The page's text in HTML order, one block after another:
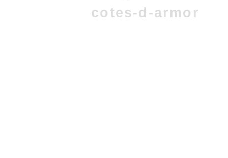
cotes-d-armor